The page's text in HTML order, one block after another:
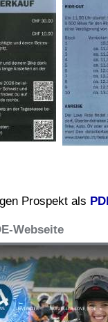
Prospekt als
Webseite